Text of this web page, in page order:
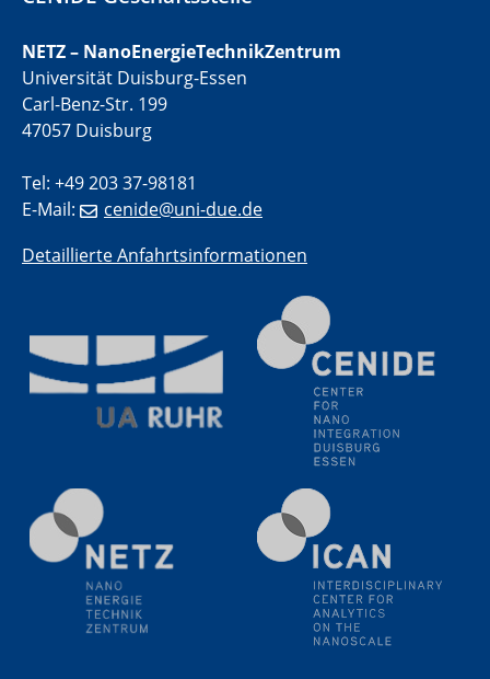
GDCh Kolloquium
10.06.2024
SFB/TRR 270 Kolloquium
Bundesanstalt für Materialforschung und -prüfung
11.06.2024
"Transient core-hole screening in photoexcited ZnO
12.06.2024
GDCh Kolloquium
Festkolloquium Verleihung des Zellner-
Wissenschaftspreises Preisträgerin: Dr. Viktorija
Glembockyté Ludwig-Maximilians-Universität München
12.06.2024
Physikalisches Kolloquium
13.06.2024
UDE4future Ringvorlesung
NETZ – NanoEnergieTechnikZentrum
Universität Duisburg-Essen
Carl-Benz-Str. 199
47057 Duisburg
Tel: +49 203 37-98181
E-Mail:
cenide@uni-due.de
Detaillierte Anfahrtsinformationen